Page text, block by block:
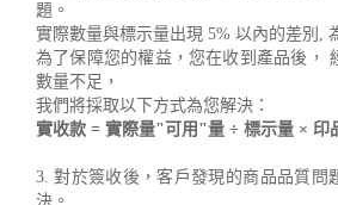
題。
實際數量與標示量出現 5% 以內的差別,
為了保障您的權益，您在收到產品後，
數量不足，
我們將採取以下方式為您解決：
實收款 = 實際量"可用"量 ÷ 標示量 × 印
3. 對於簽收後，客戶發現的商品品質問
決。